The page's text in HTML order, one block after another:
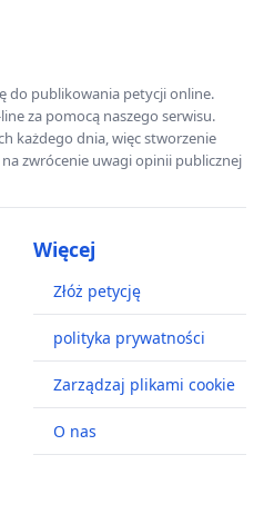
do publikowania petycji online.
za pomocą naszego serwisu.
każdego dnia, więc stworzenie
zwrócenie uwagi opinii publicznej
Więcej
Złóż petycję
polityka prywatności
Zarządzaj plikami cookie
O nas